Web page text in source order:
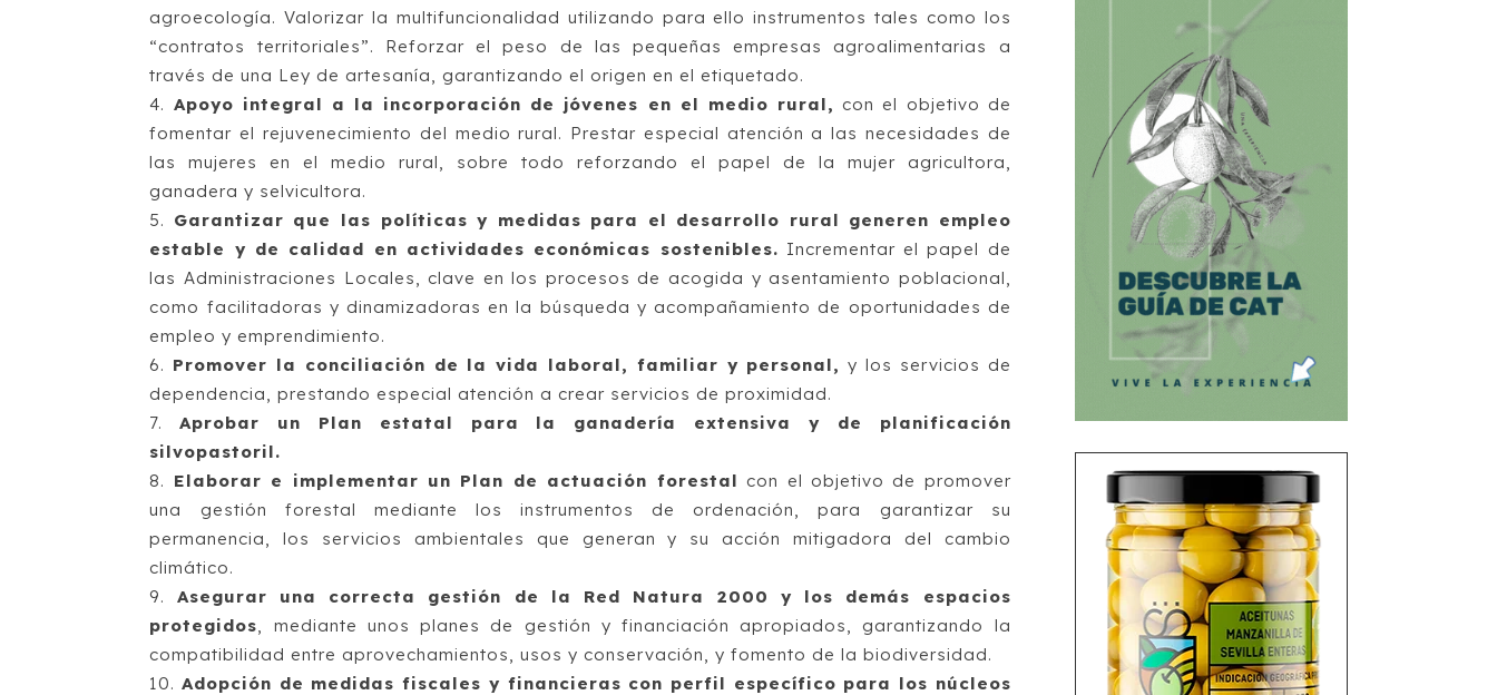
agroecología. Valorizar la multifuncionalidad utilizando para ello instrumentos tales como los
“contratos territoriales”. Reforzar el peso de las pequeñas empresas agroalimentarias a
través de una Ley de artesanía, garantizando el origen en el etiquetado.
Apoyo integral a la incorporación de jóvenes en el medio rural, con el objetivo de
fomentar el rejuvenecimiento del medio rural. Prestar especial atención a las necesidades de
las mujeres en el medio rural, sobre todo reforzando el papel de la mujer agricultora,
ganadera y selvicultora.
Garantizar que las políticas y medidas para el desarrollo rural generen empleo
estable y de calidad en actividades económicas sostenibles. Incrementar el papel de
las Administraciones Locales, clave en los procesos de acogida y asentamiento poblacional,
como facilitadoras y dinamizadoras en la búsqueda y acompañamiento de oportunidades de
empleo y emprendimiento.
Promover la conciliación de la vida laboral, familiar y personal, y los servicios de
dependencia, prestando especial atención a crear servicios de proximidad.
Aprobar un Plan estatal para la ganadería extensiva y de planificación
silvopastoril.
Elaborar e implementar un Plan de actuación forestal con el objetivo de promover
una gestión forestal mediante los instrumentos de ordenación, para garantizar su
permanencia, los servicios ambientales que generan y su acción mitigadora del cambio
climático.
Asegurar una correcta gestión de la Red Natura 2000 y los demás espacios
protegidos , mediante unos planes de gestión y financiación apropiados, garantizando la
compatibilidad entre aprovechamientos, usos y conservación, y fomento de la biodiversidad.
Adopción de medidas fiscales y financieras con perfil específico para los núcleos